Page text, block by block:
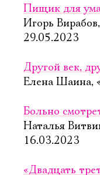
Пищик для
Игорь Вирабов,
29.05.2023
Другой век,
Елена Шаина,
Больно
Наталья
16.03.2023
«Двадцать